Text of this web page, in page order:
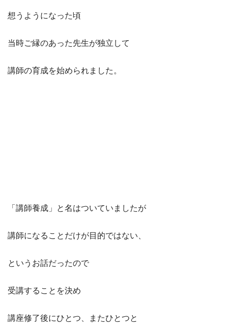
想うようになった頃
当時ご縁のあった先生が独立して
講師の育成を始められました。
「講師養成」と名はついていましたが
講師になることだけが目的ではない、
というお話だったので
受講することを決め
講座修了後にひとつ、またひとつと